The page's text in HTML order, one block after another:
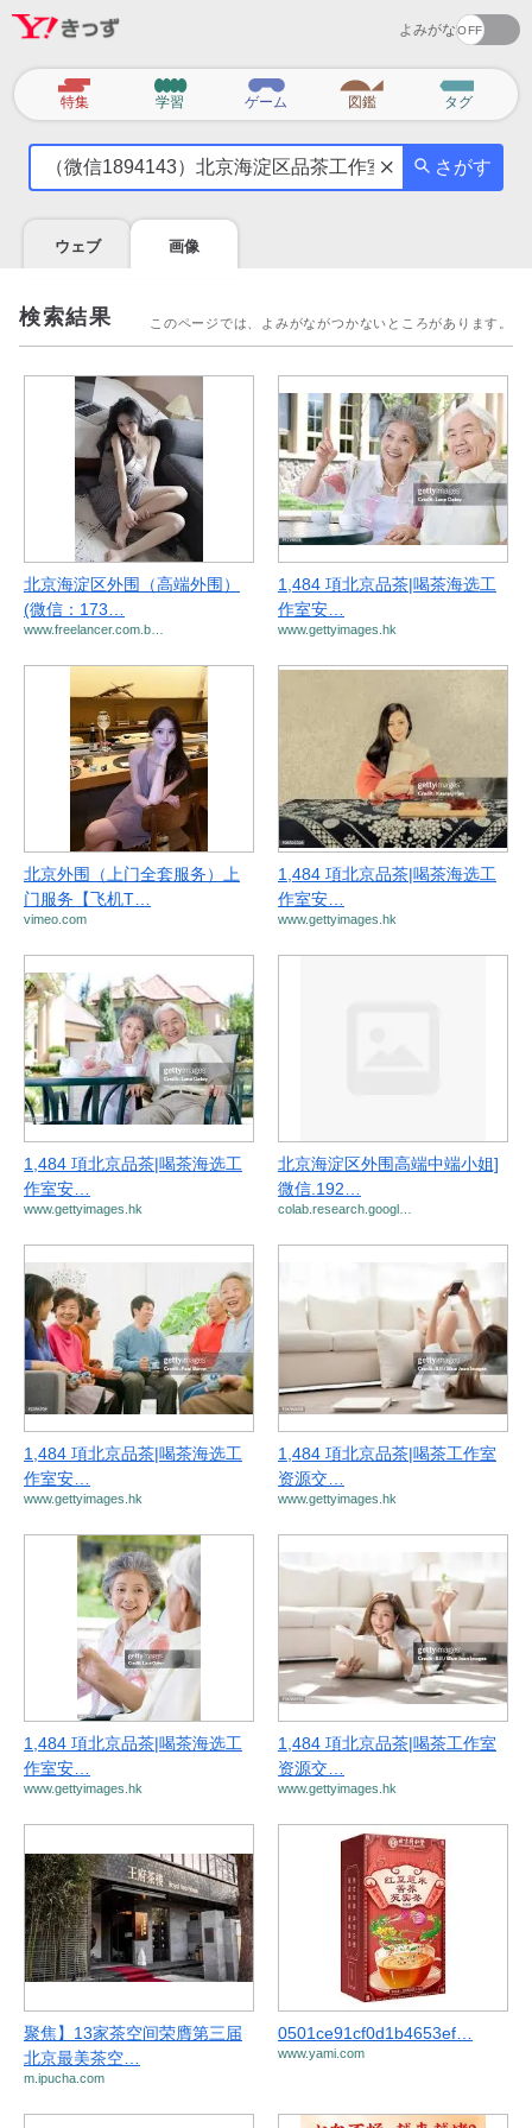
よみがな
カ
テ
特集 学習 ゲーム 図鑑 タグ
気
を
調
べ
よ
さがす
ウェブ 画像
検索結果 このページでは、よみがながつかないところがあります。
北京海淀区外围（高端外围）
(微信：173…
www.freelancer.com.b…
1,484 項北京品茶|喝茶海选工
作室安…
www.gettyimages.hk
北京外围（上门全套服务）上
门服务【飞机T…
vimeo.com
1,484 項北京品茶|喝茶海选工
作室安…
www.gettyimages.hk
1,484 項北京品茶|喝茶海选工
作室安…
www.gettyimages.hk
北京海淀区外围高端中端小姐]
微信.192…
colab.research.googl…
1,484 項北京品茶|喝茶海选工
作室安…
www.gettyimages.hk
1,484 項北京品茶|喝茶工作室
资源交…
www.gettyimages.hk
1,484 項北京品茶|喝茶海选工
作室安…
www.gettyimages.hk
1,484 項北京品茶|喝茶工作室
资源交…
www.gettyimages.hk
聚焦】13家茶空间荣膺第三届
北京最美茶空…
m.ipucha.com
0501ce91cf0d1b4653ef…
www.yami.com